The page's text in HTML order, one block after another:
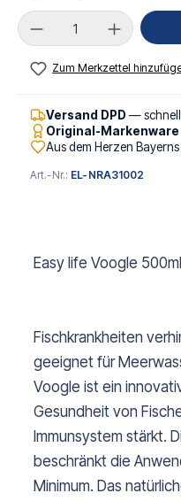
Produkt Anzahl:
Zum Merkzettel
Versand DPD — schnell
Original-Markenware
Aus dem Herzen
Art.-Nr.: EL-NRA31002
Easy life Voogle 500ml
Fischkrankheiten
geeignet für
Voogle ist ein
Gesundheit von
Immunsystem stärkt.
beschränkt die
Minimum. Das